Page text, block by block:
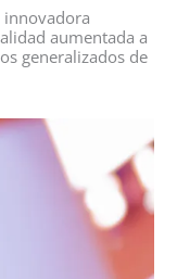
innovadora
aumentada a
generalizados de